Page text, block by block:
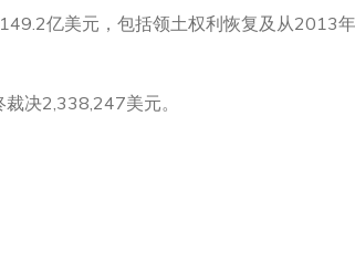
亿美元，包括领土权利恢复及从2013
决2,338,247美元。